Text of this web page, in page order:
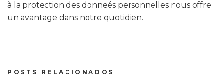
à la protection des donneés personnelles nous offre
un avantage dans notre quotidien.
POSTS RELACIONADOS